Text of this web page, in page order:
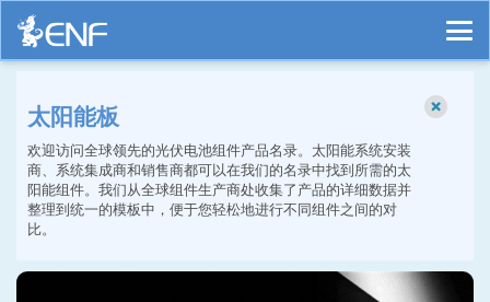
太阳能板
欢迎访问全球领先的光伏电池组件产品名录。太阳能系统安装
商、系统集成商和销售商都可以在我们的名录中找到所需的太
阳能组件。我们从全球组件生产商处收集了产品的详细数据并
整理到统一的模板中，便于您轻松地进行不同组件之间的对
比。